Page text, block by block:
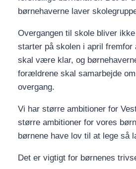
børnehaverne laver
Overgangen til skole bliver
starter på skolen i april fremfor
skal være klar, og
forældrene skal samarbejde
overgang.
Vi har større ambitioner for
større ambitioner for vores
børnene have lov til at lege så
Det er vigtigt for børnenes